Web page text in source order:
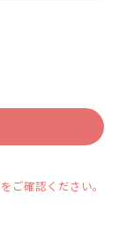
をご確認ください。